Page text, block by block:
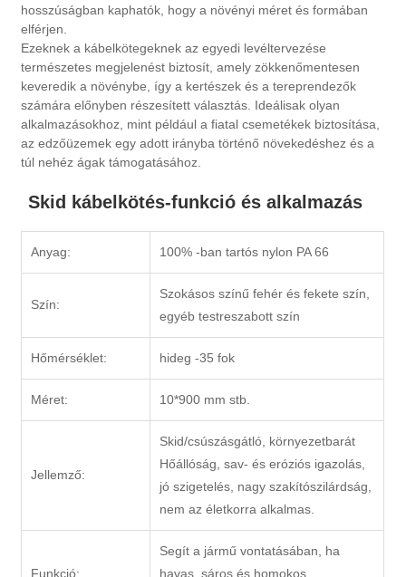
hosszúságban kaphatók, hogy a növényi méret és formában
elférjen.
Ezeknek a kábelkötegeknek az egyedi levéltervezése
természetes megjelenést biztosít, amely zökkenőmentesen
keveredik a növénybe, így a kertészek és a tereprendezők
számára előnyben részesített választás. Ideálisak olyan
alkalmazásokhoz, mint például a fiatal csemetékek biztosítása,
az edzőüzemek egy adott irányba történő növekedéshez és a
túl nehéz ágak támogatásához.
Skid kábelkötés-funkció és alkalmazás
Anyag: 100% -ban tartós nylon PA 66
Szín:
Szokásos színű fehér és fekete szín,
egyéb testreszabott szín
Hőmérséklet: hideg -35 fok
Méret: 10*900 mm stb.
Jellemző:
Skid/csúszásgátló, környezetbarát
Hőállóság, sav- és eróziós igazolás,
jó szigetelés, nagy szakítószilárdság,
nem az életkorra alkalmas.
Funkció:
Segít a jármű vontatásában, ha
havas, sáros és homokos